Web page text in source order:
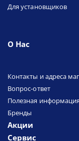
Для установщиков
О Нас
Контакты и адреса
Вопрос-ответ
Полезная информация
Бренды
Акции
Сервис